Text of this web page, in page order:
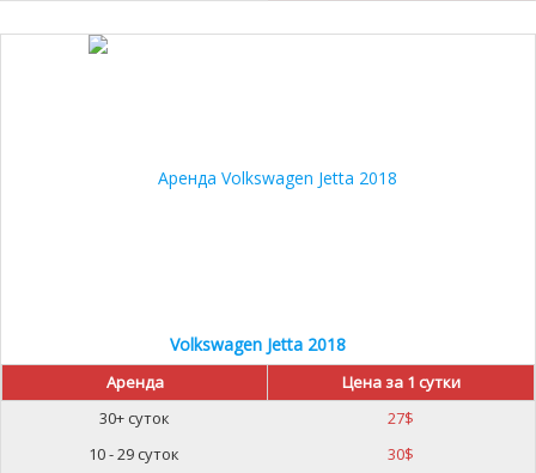
Volkswagen Jetta 2018
Аренда
Цена за 1 сутки
30+ суток
27$
10 - 29 суток
30$